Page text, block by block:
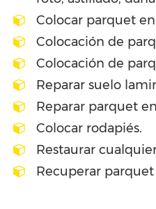
Colocar parquet
Colocación de
Colocación de
Reparar suelo
Reparar parquet
Colocar rodapiés.
Restaurar
Recuperar